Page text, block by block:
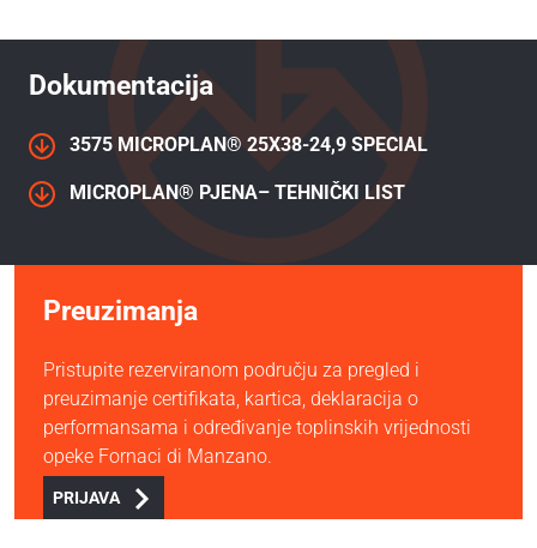
Dokumentacija
3575 MICROPLAN® 25X38-24,9 SPECIAL
MICROPLAN® PJENA– TEHNIČKI LIST
Preuzimanja
Pristupite rezerviranom području za pregled i
preuzimanje certifikata, kartica, deklaracija o
performansama i određivanje toplinskih vrijednosti
opeke Fornaci di Manzano.
PRIJAVA